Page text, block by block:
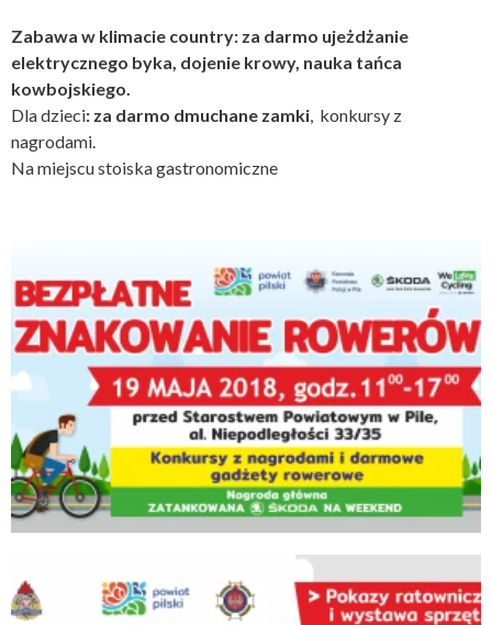
Zabawa w klimacie country: za darmo ujeżdżanie
elektrycznego byka, dojenie krowy, nauka tańca
kowbojskiego.
Dla dzieci: za darmo dmuchane zamki , konkursy z
nagrodami.
Na miejscu stoiska gastronomiczne